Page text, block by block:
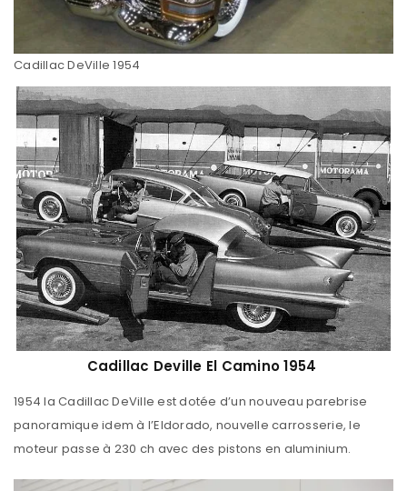
Cadillac DeVille 1954
Cadillac Deville El Camino 1954
1954 la Cadillac DeVille est dotée d’un nouveau parebrise
panoramique idem à l’Eldorado, nouvelle carrosserie, le
moteur passe à 230 ch avec des pistons en aluminium.